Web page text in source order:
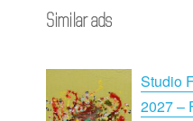
Similar ads
Studio
2027 –